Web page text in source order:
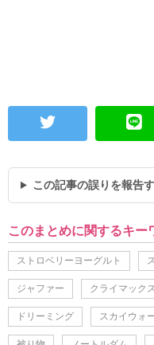
この記事の誤りを報告
このまとめに関するキー
ストロベリーヨーグルト
ジャファー クライマック
ドリーミング スカイウォ